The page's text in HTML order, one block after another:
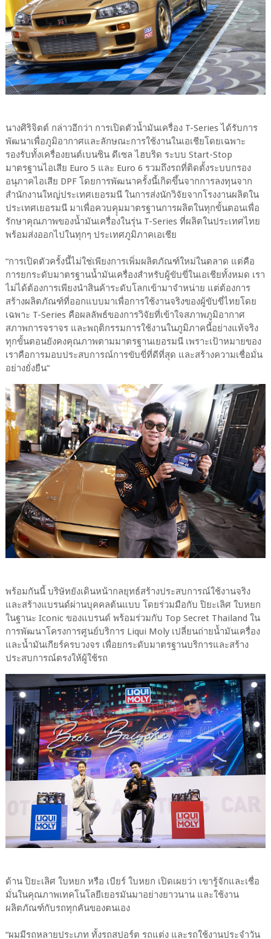
นางศิริจิตต์ กล่าวอีกว่า การเปิดตัวน้ำมันเครื่อง T-Series ได้รับการ
พัฒนาเพื่อภูมิอากาศและลักษณะการใช้งานในเอเชียโดยเฉพาะ
รองรับทั้งเครื่องยนต์เบนซิน ดีเซล ไฮบริด ระบบ Start-Stop
มาตรฐานไอเสีย Euro 5 และ Euro 6 รวมถึงรถที่ติดตั้งระบบกรอง
อนุภาคไอเสีย DPF โดยการพัฒนาครั้งนี้เกิดขึ้นจากการลงทุนจาก
สำนักงานใหญ่ประเทศเยอรมนี ในการส่งนักวิจัยจากโรงงานผลิตใน
ประเทศเยอรมนี มาเพื่อควบคุุมมาตรฐานการผลิตในทุกขั้นตอนเพื่อ
รักษาคุณภาพของน้ำมันเครื่องในรุ่น T-Series ที่ผลิตในประเทศไทย
พร้อมส่งออกไปในทุกๆ ประเทศภูมิภาคเอเชีย
“การเปิดตัวครั้งนี้ไม่ใช่เพียงการเพิ่มผลิตภัณฑ์ใหม่ในตลาด แต่คือ
การยกระดับมาตรฐานน้ำมันเครื่องสำหรับผู้ขับขี่ในเอเชียทั้งหมด เรา
ไม่ได้ต้องการเพียงนำสินค้าระดับโลกเข้ามาจำหน่าย แต่ต้องการ
สร้างผลิตภัณฑ์ที่ออกแบบมาเพื่อการใช้งานจริงของผู้ขับขี่ไทยโดย
เฉพาะ T-Series คือผลลัพธ์ของการวิจัยที่เข้าใจสภาพภูมิอากาศ
สภาพการจราจร และพฤติกรรมการใช้งานในภูมิภาคนี้อย่างแท้จริง
ทุกขั้นตอนยังคงคุณภาพตามมาตรฐานเยอรมนี เพราะเป้าหมายของ
เราคือการมอบประสบการณ์การขับขี่ที่ดีที่สุด และสร้างความเชื่อมั่น
อย่างยั่งยืน”
พร้อมกันนี้ บริษัทยังเดินหน้ากลยุทธ์สร้างประสบการณ์ใช้งานจริง
และสร้างแบรนด์ผ่านบุคคลต้นแบบ โดยร่วมมือกับ ปิยะเลิศ ใบหยก
ในฐานะ Iconic ของแบรนด์ พร้อมร่วมกับ Top Secret Thailand ใน
การพัฒนาโครงการศูนย์บริการ Liqui Moly เปลี่ยนถ่ายน้ำมันเครื่อง
และน้ำมันเกียร์ครบวงจร เพื่อยกระดับมาตรฐานบริการและสร้าง
ประสบการณ์ตรงให้ผู้ใช้รถ
ด้าน ปิยะเลิศ ใบหยก หรือ เบียร์ ใบหยก เปิดเผยว่า เขารู้จักและเชื่อ
มั่นในคุณภาพเทคโนโลยีเยอรมันมาอย่างยาวนาน และใช้งาน
ผลิตภัณฑ์กับรถทุกคันของตนเอง
“ผมมีรถหลายประเภท ทั้งรถสปอร์ต รถแต่ง และรถใช้งานประจำวัน